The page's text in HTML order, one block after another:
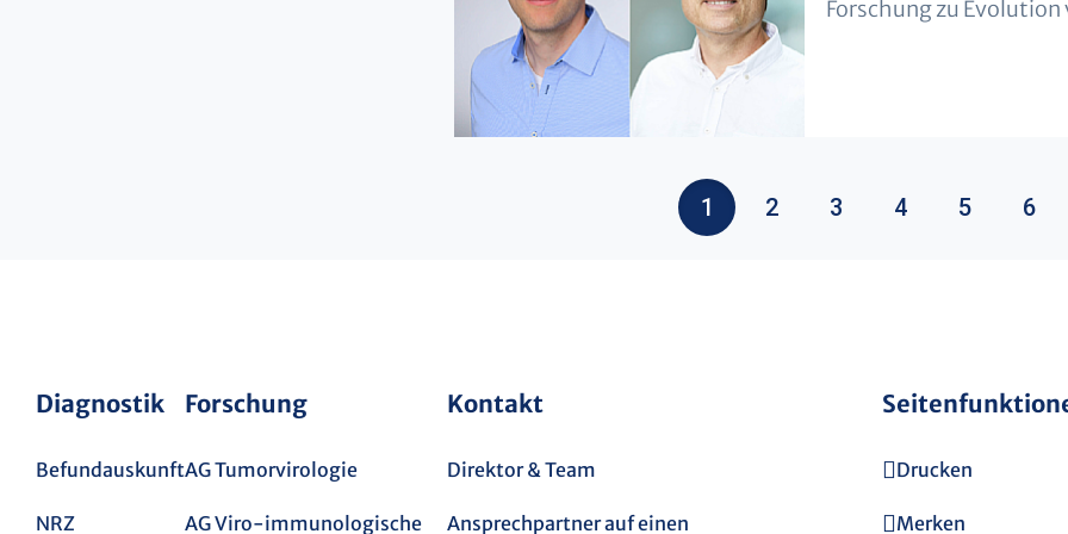
Forschung zu
1 2 3 4 5 6
Diagnostik
Befundauskunft
NRZ
Forschung
AG Tumorvirologie
AG Viro-immunologische
Kontakt
Direktor & Team
Ansprechpartner auf einen
Drucken
Merken